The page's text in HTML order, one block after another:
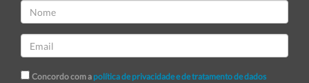
Concordo com a política de privacidade e de tratamento de dados